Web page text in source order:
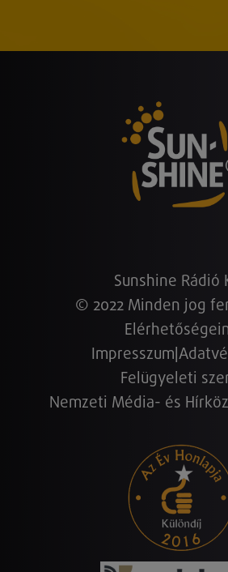
Sunshine Rádió
© 2022 Minden jog
Impresszum
Felügyeleti
Nemzeti Média- és